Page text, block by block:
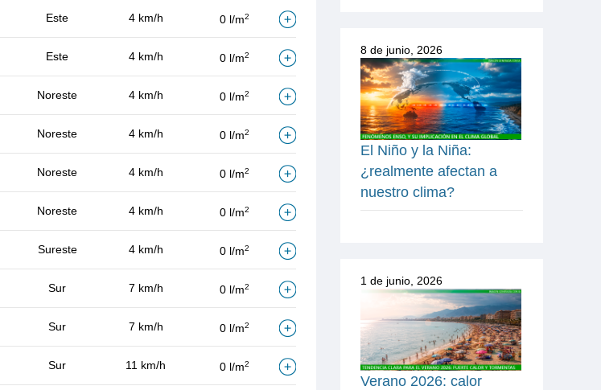
Este 4 km/h 0 l/m2
Este 4 km/h 0 l/m2
Noreste 4 km/h 0 l/m2
Noreste 4 km/h 0 l/m2
Noreste 4 km/h 0 l/m2
Noreste 4 km/h 0 l/m2
Sureste 4 km/h 0 l/m2
Sur 7 km/h 0 l/m2
Sur 7 km/h 0 l/m2
Sur 11 km/h 0 l/m2
8 de junio, 2026
El Niño y la Niña:
¿realmente afectan a
nuestro clima?
1 de junio, 2026
Verano 2026: calor